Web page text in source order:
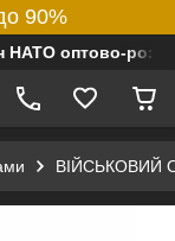
90%
НАТО оптово-
ВІЙСЬКОВИЙ